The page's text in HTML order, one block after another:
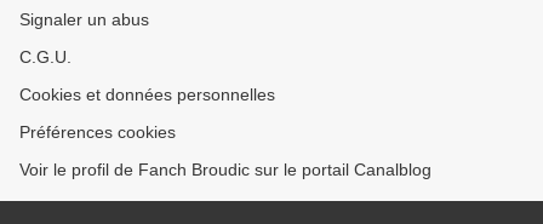
Signaler un abus
C.G.U.
Cookies et données personnelles
Préférences cookies
Voir le profil de Fanch Broudic sur le portail Canalblog